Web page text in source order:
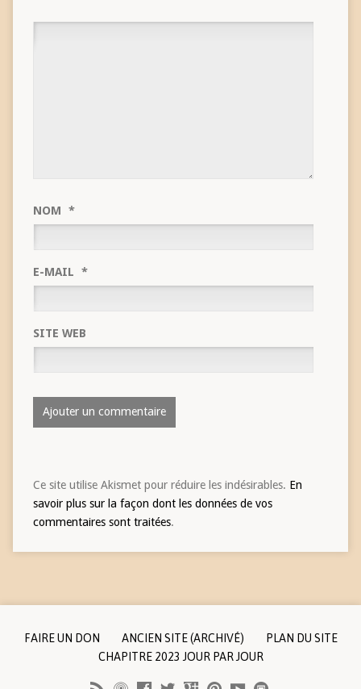
NOM *
E-MAIL *
SITE WEB
Ce site utilise Akismet pour réduire les indésirables. En
savoir plus sur la façon dont les données de vos
commentaires sont traitées.
FAIRE UN DON ANCIEN SITE (ARCHIVÉ)
PLAN DU SITE
CHAPITRE 2023 JOUR PAR JOUR